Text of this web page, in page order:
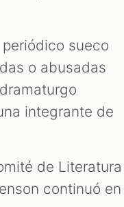
sueco
o abusadas
integrante de
de Literatura
continuó en